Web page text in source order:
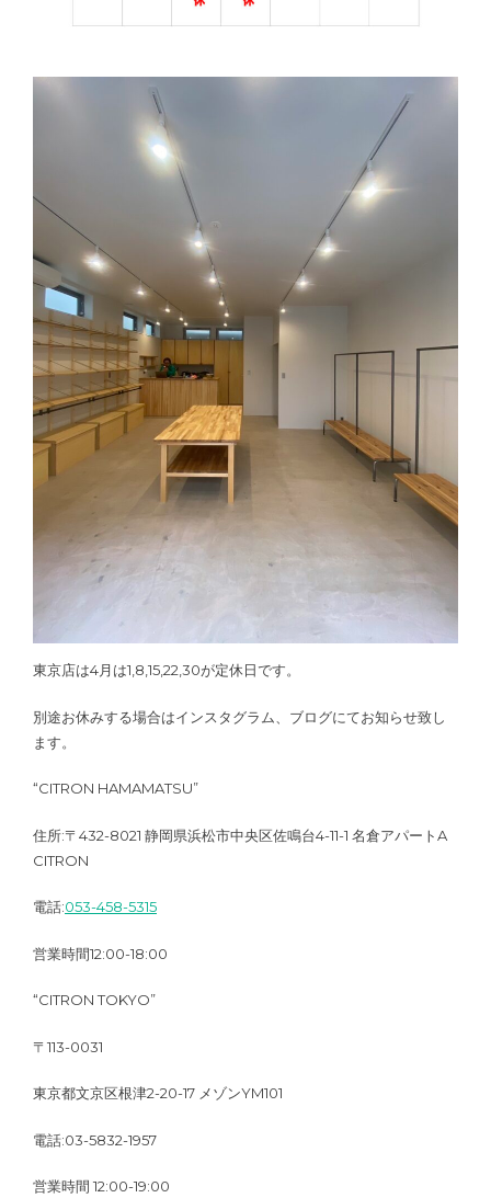
東京店は4月は1,8,15,22,30が定休日です。
別途お休みする場合はインスタグラム、ブログにてお知らせ致し
ます。
“CITRON HAMAMATSU”
住所:〒432-8021 静岡県浜松市中央区佐鳴台4-11-1 名倉アパートA
CITRON
電話:053-458-5315
営業時間12:00-18:00
“CITRON TOKYO”
〒113-0031
東京都文京区根津2-20-17 メゾンYM101
電話:03-5832-1957
営業時間 12:00-19:00